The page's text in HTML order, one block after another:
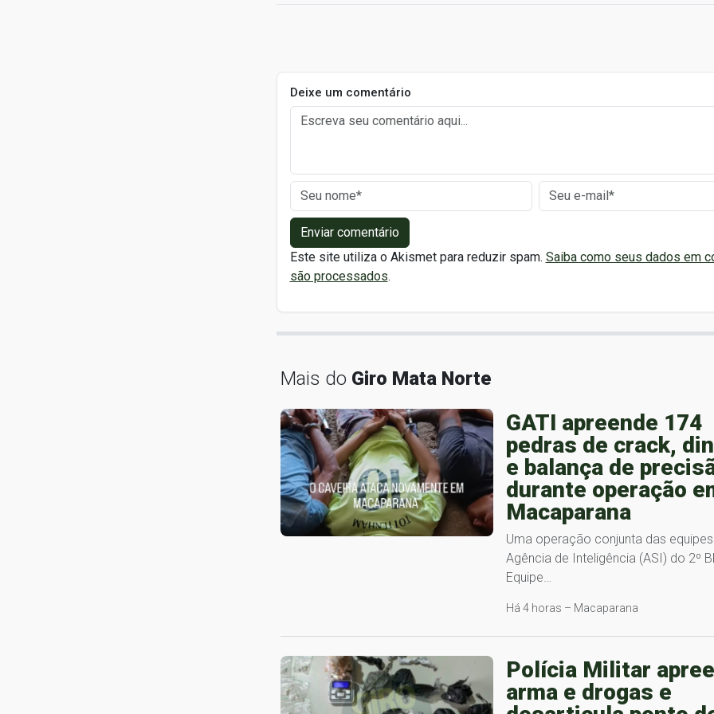
Deixe um comentário
Enviar comentário
Este site utiliza o Akismet para reduzir spam. Saiba como seus dados em
são processados.
Mais do Giro Mata Norte
GATI apreende 174
pedras de crack,
e balança de
durante operação
Macaparana
Uma operação conjunta das equipes
Agência de Inteligência (ASI) do 2º
Equipe…
Há 4 horas – Macaparana
Polícia Militar
arma e drogas e